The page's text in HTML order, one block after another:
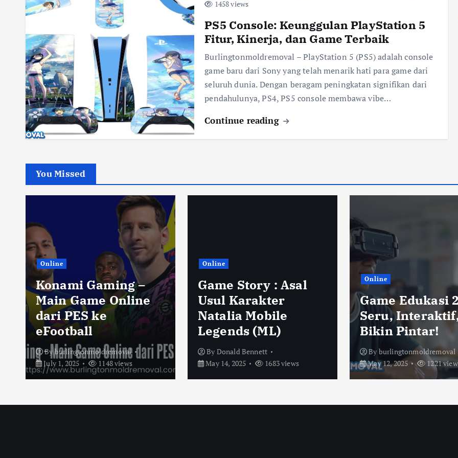
1458 views
PS5 Console: Keunggulan PlayStation 5
Fitur, Kinerja, dan Game Terbaik
Burlingtonmoldremoval – PlayStation 5 (PS5) adalah console
game baru dari Sony yang telah menarik hati para game dari
seluruh dunia. Dengan beragam peningkatan signifikan dari
pendahulunya, PS4, PS5 console membawa vibe…
Continue reading
You Missed
Online
Konami Gaming –
Main Game Online
dari PES ke
eFootball
Byburlingtonmoldremoval
July 1, 2025
1148 views
Online
Game Story : Asal
Usul Karakter
Natalia Mobile
Legends (ML)
By Donald Bennett
May 14, 2025
1683 views
Online
Game Edukasi
Seru,
Bikin Pintar!
By burlingtonmoldremoval
May 12, 2025
1221